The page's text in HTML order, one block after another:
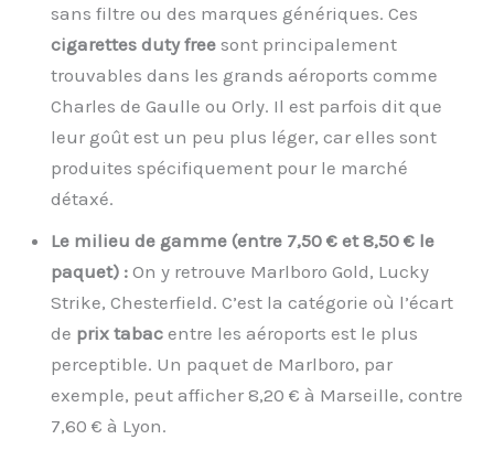
sans filtre ou des marques génériques. Ces
cigarettes duty free sont principalement
trouvables dans les grands aéroports comme
Charles de Gaulle ou Orly. Il est parfois dit que
leur goût est un peu plus léger, car elles sont
produites spécifiquement pour le marché
détaxé.
Le milieu de gamme (entre 7,50 € et 8,50 € le
paquet) : On y retrouve Marlboro Gold, Lucky
Strike, Chesterfield. C’est la catégorie où l’écart
de prix tabac entre les aéroports est le plus
perceptible. Un paquet de Marlboro, par
exemple, peut afficher 8,20 € à Marseille, contre
7,60 € à Lyon.